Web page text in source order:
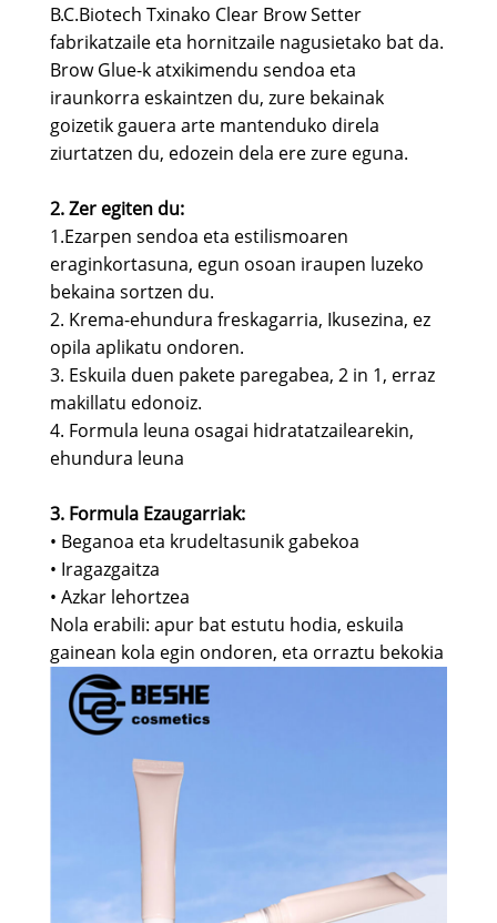
B.C.Biotech Txinako Clear Brow Setter
fabrikatzaile eta hornitzaile nagusietako bat da.
Brow Glue-k atxikimendu sendoa eta
iraunkorra eskaintzen du, zure bekainak
goizetik gauera arte mantenduko direla
ziurtatzen du, edozein dela ere zure eguna.
2. Zer egiten du:
1.Ezarpen sendoa eta estilismoaren
eraginkortasuna, egun osoan iraupen luzeko
bekaina sortzen du.
2. Krema-ehundura freskagarria, Ikusezina, ez
opila aplikatu ondoren.
3. Eskuila duen pakete paregabea, 2 in 1, erraz
makillatu edonoiz.
4. Formula leuna osagai hidratatzailearekin,
ehundura leuna
3. Formula Ezaugarriak:
• Beganoa eta krudeltasunik gabekoa
• Iragazgaitza
• Azkar lehortzea
Nola erabili: apur bat estutu hodia, eskuila
gainean kola egin ondoren, eta orraztu bekokia